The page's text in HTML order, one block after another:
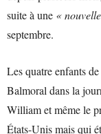
suite à une «
septembre.
Les quatre enfants
Balmoral dans la
William et même le
États-Unis mais qui